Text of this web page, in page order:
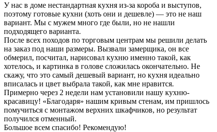
У нас в доме нестандартная кухня из-за короба и выступов,
поэтому готовые кухни (хоть они и дешевле) — это не наш
вариант. Мы с мужем много где были, но не нашли
подходящего варианта.
После всех походов по торговым центрам мы решили делать
на заказ под наши размеры. Вызвали замерщика, он все
обмерил, посчитал, нарисовал кухню именно такой, как
хотелось, и картинка в голове сложилась окончательно. Не
скажу, что это самый дешевый вариант, но кухня идеально
вписалась и цвет выбрала такой, как мне нравится.
Примерно через 2 недели нам установили нашу кухню-
красавицу! «Благодаря» нашим кривым стенам, им пришлось
помучиться с монтажом верхних шкафчиков, но результат
получился отменный.
Большое всем спасибо! Рекомендую!